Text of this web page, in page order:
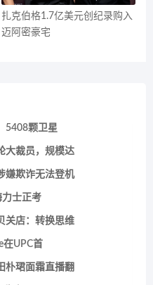
扎克伯格1.7亿美元创纪录购入
迈阿密豪宅
5408颗卫星
大裁员，规模达
嫌欺诈无法登机
力士正考
关店：转换思维
UPC首
朴珺面霜直播翻